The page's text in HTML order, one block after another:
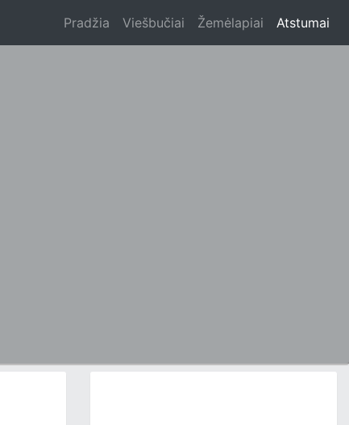
Pradžia Viešbučiai Žemėlapiai Atstumai